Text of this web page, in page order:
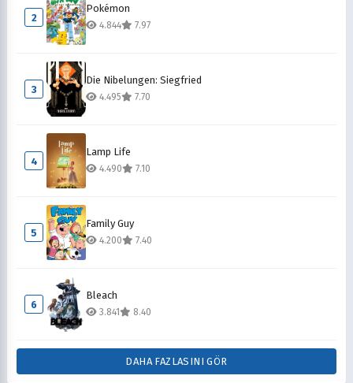
1 10.506 8.10
2
Pokémon
4.844 7.97
3
Die Nibelungen: Siegfried
4.495 7.70
4
Lamp Life
4.490 7.10
5
Family Guy
4.200 7.40
6
Bleach
3.841 8.40
DAHA FAZLASINI GÖR